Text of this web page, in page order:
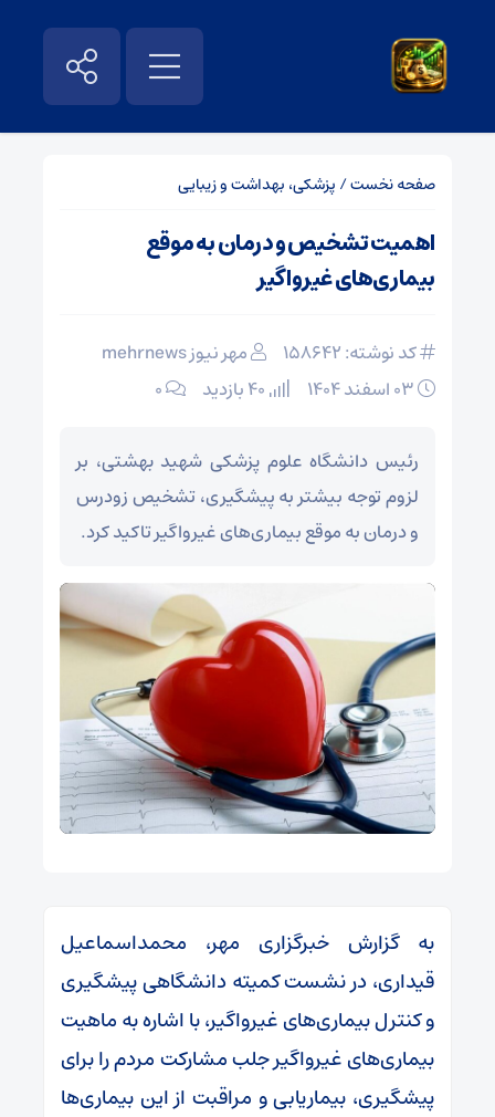
صفحه نخست/ پزشکی، بهداشت و زیبایی
اهمیت تشخیص و درمان به موقع
بیماری‌های غیرواگیر
کد نوشته: 158642
مهر نیوز mehrnews
۰
رئیس دانشگاه علوم پزشکی شهید بهشتی، بر
لزوم توجه بیشتر به پیشگیری، تشخیص زودرس
و درمان به موقع بیماری‌های غیرواگیر تاکید کرد.
به گزارش خبرگزاری مهر، محمداسماعیل
قیداری، در نشست کمیته دانشگاهی پیشگیری
و کنترل بیماری‌های غیرواگیر، با اشاره به ماهیت
بیماری‌های غیرواگیر جلب مشارکت مردم را برای
پیشگیری، بیماریابی و مراقبت از این بیماری‌ها